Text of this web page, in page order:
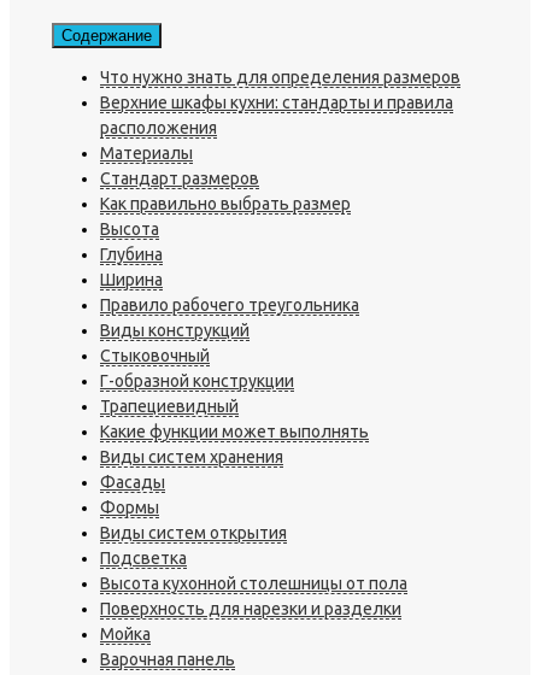
Содержание
Что нужно знать для определения размеров
Верхние шкафы кухни: стандарты и правила
расположения
Материалы
Стандарт размеров
Как правильно выбрать размер
Высота
Глубина
Ширина
Правило рабочего треугольника
Виды конструкций
Стыковочный
Г-образной конструкции
Трапециевидный
Какие функции может выполнять
Виды систем хранения
Фасады
Формы
Виды систем открытия
Подсветка
Высота кухонной столешницы от пола
Поверхность для нарезки и разделки
Мойка
Варочная панель